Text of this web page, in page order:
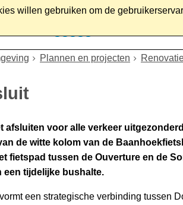
willen gebruiken om de
Plannen en projecten
afsluiten voor alle verkeer
de witte kolom van de
fietspad tussen de Ouverture en de
een tijdelijke bushalte.
een strategische verbinding tussen